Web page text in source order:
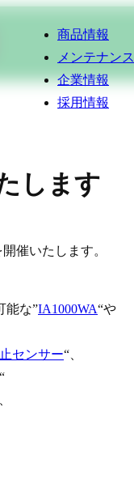
商品情報
メンテナンス
企業情報
採用情報
します
催いたします。
能な”IA1000WA“や
センサー“、
“